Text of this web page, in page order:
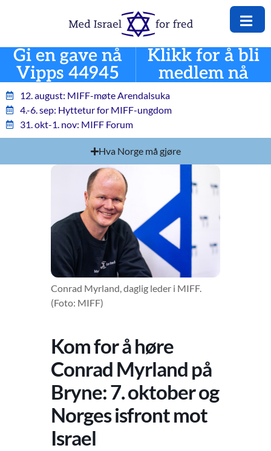
Gi en gave nå
Vipps 44945
Klikk for å bli
medlem nå
12. august: MIFF-møte Arendalsuka
4.-6. sep: Hyttetur for MIFF-ungdom
31. okt-1. nov: MIFF Forum
Hva Norge må gjøre
Conrad Myrland, daglig leder i MIFF.
(Foto: MIFF)
Kom for å høre
Conrad Myrland på
Bryne: 7. oktober og
Norges isfront mot
Israel